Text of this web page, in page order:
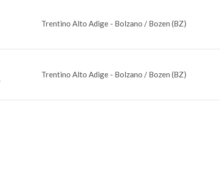
Trentino Alto Adige - Bolzano / Bozen (BZ)
Trentino Alto Adige - Bolzano / Bozen (BZ)